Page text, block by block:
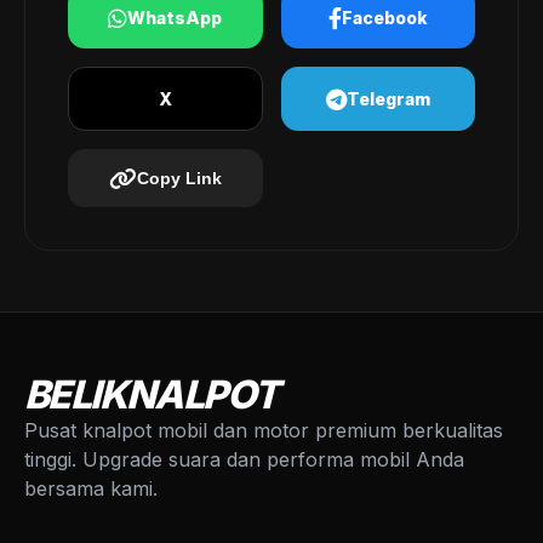
WhatsApp Facebook
X Telegram
Copy Link
BELIKNALPOT
Pusat knalpot mobil dan motor premium berkualitas
tinggi. Upgrade suara dan performa mobil Anda
bersama kami.